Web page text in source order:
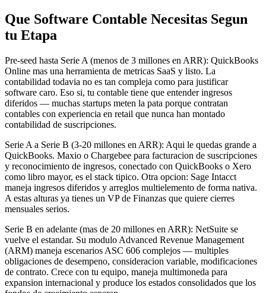
Que Software Contable Necesitas Segun
tu Etapa
Pre-seed hasta Serie A (menos de 3 millones en ARR): QuickBooks
Online mas una herramienta de metricas SaaS y listo. La
contabilidad todavia no es tan compleja como para justificar
software caro. Eso si, tu contable tiene que entender ingresos
diferidos — muchas startups meten la pata porque contratan
contables con experiencia en retail que nunca han montado
contabilidad de suscripciones.
Serie A a Serie B (3-20 millones en ARR): Aqui le quedas grande a
QuickBooks. Maxio o Chargebee para facturacion de suscripciones
y reconocimiento de ingresos, conectado con QuickBooks o Xero
como libro mayor, es el stack tipico. Otra opcion: Sage Intacct
maneja ingresos diferidos y arreglos multielemento de forma nativa.
A estas alturas ya tienes un VP de Finanzas que quiere cierres
mensuales serios.
Serie B en adelante (mas de 20 millones en ARR): NetSuite se
vuelve el estandar. Su modulo Advanced Revenue Management
(ARM) maneja escenarios ASC 606 complejos — multiples
obligaciones de desempeno, consideracion variable, modificaciones
de contrato. Crece con tu equipo, maneja multimoneda para
expansion internacional y produce los estados consolidados que los